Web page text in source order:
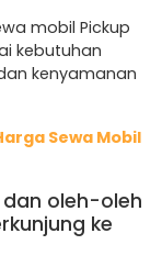
mobil Pickup
kebutuhan
kenyamanan
Sewa Mobil
dan oleh-oleh
ke